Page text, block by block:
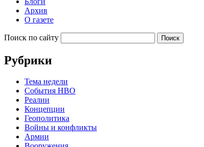
Архив
О газете
Поиск по сайту
Рубрики
Тема недели
События НВО
Реалии
Концепции
Геополитика
Войны и конфликты
Армии